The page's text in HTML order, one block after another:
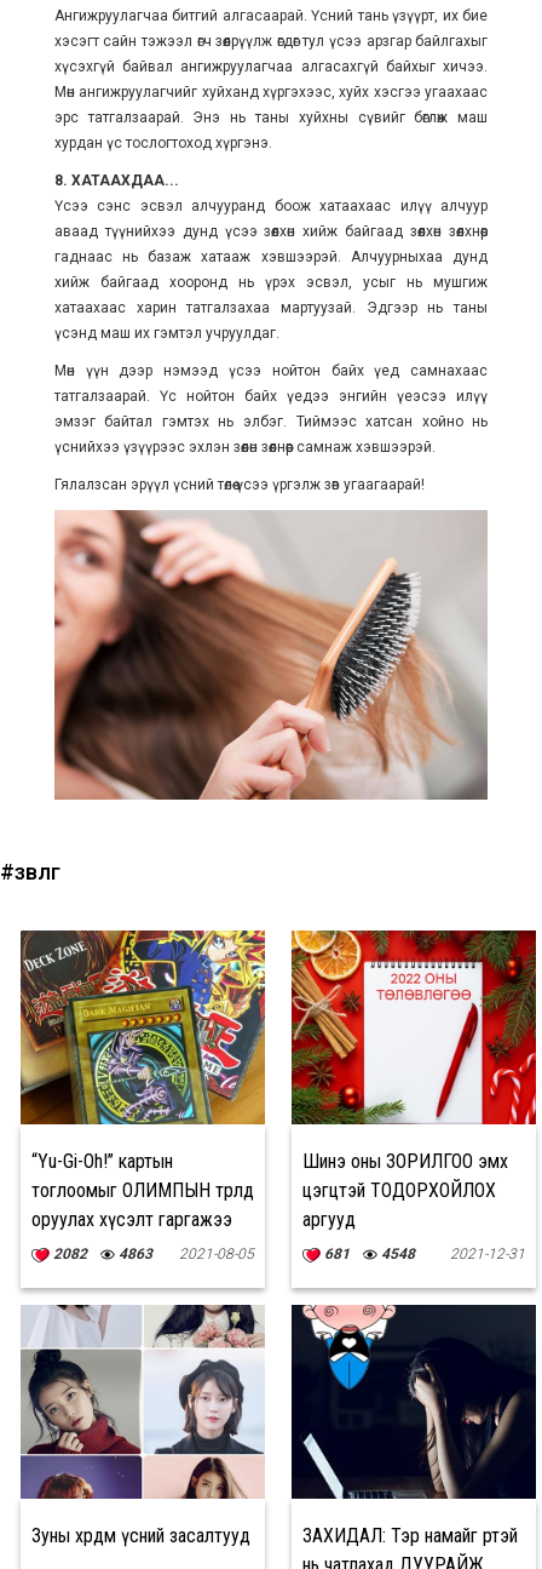
Ангижруулагчаа битгий алгасаарай. Үсний тань үзүүрт, их бие
хэсэгт сайн тэжээл өгч зөөлрүүлж өгдөг тул үсээ арзгар байлгахыг
хүсэхгүй байвал ангижруулагчаа алгасахгүй байхыг хичээ.
Мөн ангижруулагчийг хуйханд хүргэхээс, хуйх хэсгээ угаахаас
эрс татгалзаарай. Энэ нь таны хуйхны сүвийг бөглөж маш
хурдан үс тослогтоход хүргэнэ.
8. ХАТААХДАА...
Үсээ сэнс эсвэл алчууранд боож хатаахаас илүү алчуур
аваад түүнийхээ дунд үсээ зөөлхөн хийж байгаад зөөлхөн зөөлхнөөр
гаднаас нь базаж хатааж хэвшээрэй. Алчуурныхаа дунд
хийж байгаад хооронд нь үрэх эсвэл, усыг нь мушгиж
хатаахаас харин татгалзахаа мартуузай. Эдгээр нь таны
үсэнд маш их гэмтэл учруулдаг.
Мөн үүн дээр нэмээд үсээ нойтон байх үед самнахаас
татгалзаарай. Үс нойтон байх үедээ энгийн үеэсээ илүү
эмзэг байтал гэмтэх нь элбэг. Тиймээс хатсан хойно нь
үснийхээ үзүүрээс эхлэн зөөлөн зөөлнөөр самнаж хэвшээрэй.
Гялалзсан эрүүл үсний төлөө үсээ үргэлж зөв угаагаарай!
#зөвлөгөө
“Yu-Gi-Oh!” картын
тоглоомыг ОЛИМПЫН төрөлд
оруулах хүсэлт гаргажээ
2082 4863 2021-08-05
Шинэ оны ЗОРИЛГОО эмх
цэгцтэй ТОДОРХОЙЛОХ
аргууд
681 4548 2021-12-31
Зуны өхөөрдөм үсний засалтууд
ЗАХИДАЛ: Тэр намайг өөртэй